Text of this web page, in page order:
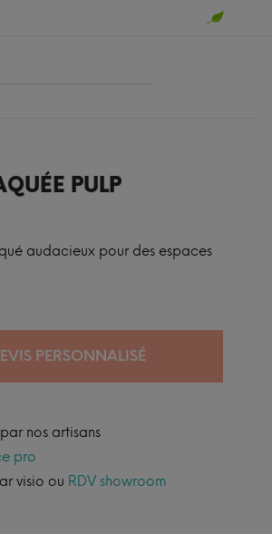
PULP
audacieux pour des espaces
PERSONNALISÉ
nos artisans
pro
visio ou RDV showroom